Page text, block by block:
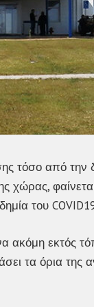
τόσο από την
χώρας,
του
εκτός
τα όρια της